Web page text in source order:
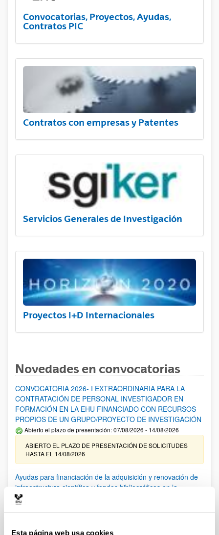
Esta página web usa cookies
Convocatorias, Proyectos, Ayudas,
Contratos PIC
Contratos con empresas y Patentes
Servicios Generales de Investigación
Proyectos I+D Internacionales
Novedades en convocatorias
CONVOCATORIA 2026- I EXTRAORDINARIA PARA LA
CONTRATACIÓN DE PERSONAL INVESTIGADOR EN
FORMACIÓN EN LA EHU FINANCIADO CON RECURSOS
PROPIOS DE UN GRUPO/PROYECTO DE INVESTIGACIÓN
Abierto el plazo de presentación: 07/08/2026 - 14/08/2026
ABIERTO EL PLAZO DE PRESENTACIÓN DE SOLICITUDES
HASTA EL 14/08/2026
Ayudas para financiación de la adquisición y renovación de
infraestructura científica y fondos bibliográficos en la
UPV/EHU 2026
solicitudes admitidas y excluidas. 23/03/2026: Relación